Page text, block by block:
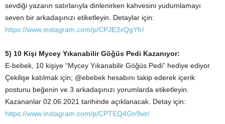
sevdiği yazarın satırlarıyla dinlenirken kahvesini yudumlamayı
seven bir arkadaşınızı etiketleyin. Detaylar için:
https://www.instagram.com/p/CPJE3xQgYfr/
5) 10 Kişi Mycey Yıkanabilir Göğüs Pedi Kazanıyor:
E-bebek, 10 kişiye “Mycey Yıkanabilir Göğüs Pedi” hediye ediyor.
Çekilişe katılmak için; @ebebek hesabını takip ederek içerik
postunu beğenin ve 3 arkadaşınızı yorumlarda etiketleyin.
Kazananlar 02.06.2021 tarihinde açıklanacak. Detay için:
https://www.instagram.com/p/CPTEQ4Gn9wr/